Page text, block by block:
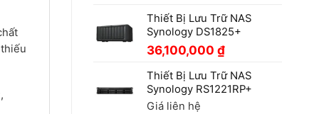
Thiết Bị Lưu Trữ NAS
Synology DS1825+
36,100,000 ₫
Thiết Bị Lưu Trữ NAS
Synology RS1221RP+
Giá liên hệ